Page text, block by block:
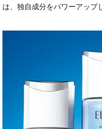
は、独自成分をパワーアップ